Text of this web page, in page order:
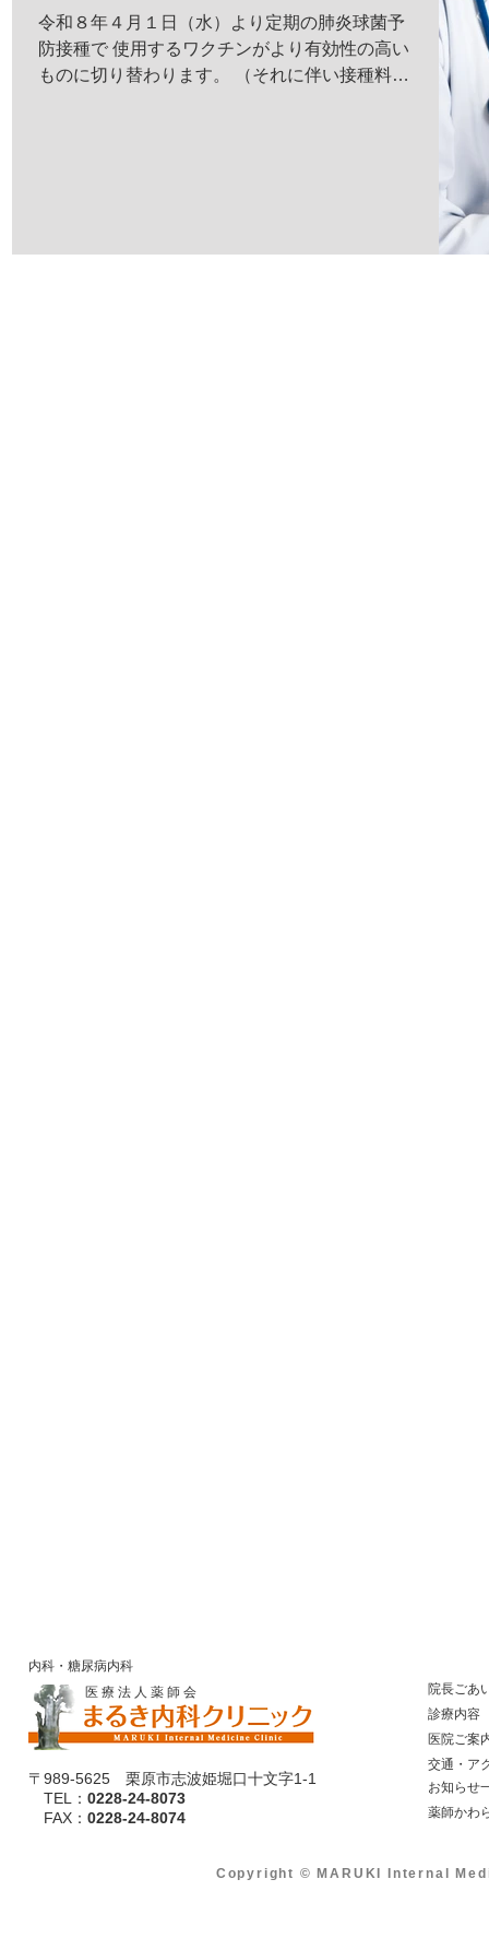
令和８年４月１日（水）より定期の肺炎球菌予
防接種で 使用するワクチンがより有効性の高い
ものに切り替わります。 （それに伴い接種料金
内科・糖尿病内科
医 療 法 人 薬 師 会
〒989-5625 栗原市志波姫堀口十文字1-1
TEL： 0228-24-8073
​ FAX： 0228-24-8074
院長ごあ
診療内容
医院ご案
交通・ア
お知らせ
薬師かわ
Copyright © MARUKI Internal